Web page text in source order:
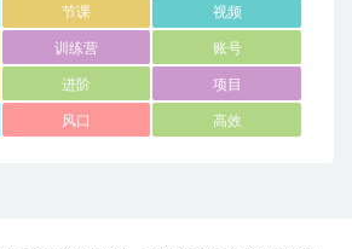
节课 视频
训练营 账号
进阶 项目
风口 高效